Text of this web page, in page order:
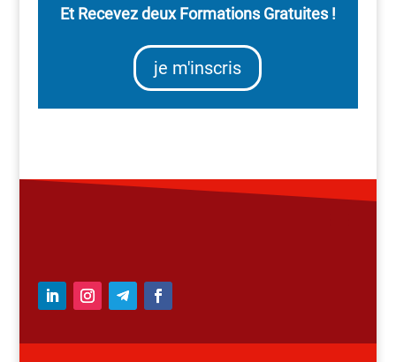
Et Recevez deux Formations Gratuites !
je m'inscris